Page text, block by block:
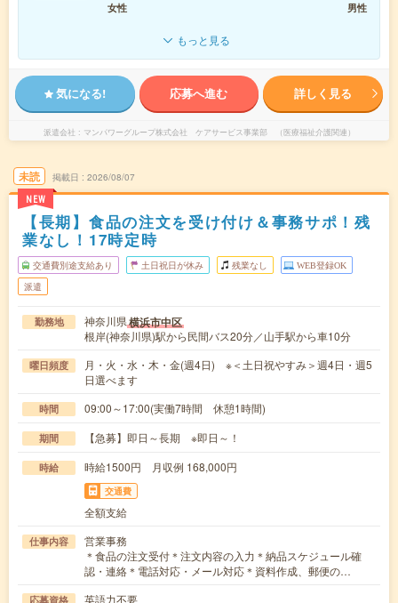
女性
男性
もっと見る
気になる! 応募へ進む 詳しく見る
派遣会社 マンパワーグループ株式会社 ケアサービス事業部 （医療福祉介護関連）
未読
NEW
掲載日 2026/08/07
【長期】食品の注文を受け付け＆事務サポ！残
業なし！17時定時
交通費別途支給あり 土日祝日が休み 残業なし WEB登録OK
派遣
勤務地 神奈川県横浜市中区
根岸(神奈川県)駅から民間バス20分／山手駅から車10分
曜日頻度
月・火・水・木・金(週4日) ※＜土日祝やすみ＞週4日・週5
日選べます
時間 09:00～17:00(実働7時間 休憩1時間)
期間 【急募】即日～長期 ※即日～！
時給 時給1500円 月収例 168,000円
交通費
全額支給
仕事内容
営業事務
＊食品の注文受付＊注文内容の入力＊納品スケジュール確
認・連絡＊電話対応・メール対応＊資料作成、郵便の…
応募資格 英語力不要